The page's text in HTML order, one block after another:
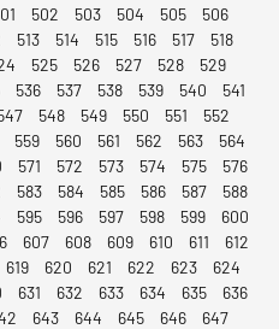
502 503 504 505
506
513 514 515 516 517
518
525 526 527 528
529
536 537 538 539 540
541
548 549 550 551
552
559 560 561 562 563
564
571 572 573 574 575
576
583 584 585 586 587
588
595 596 597 598 599
600
607 608 609 610 611
612
619 620 621 622 623
624
631 632 633 634 635
636
643 644 645 646
647